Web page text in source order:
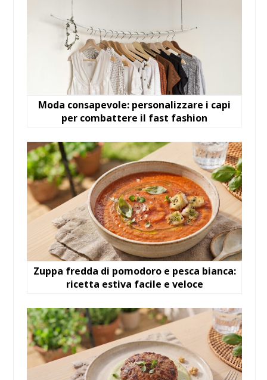
Moda consapevole: personalizzare i capi
per combattere il fast fashion
Zuppa fredda di pomodoro e pesca bianca:
ricetta estiva facile e veloce